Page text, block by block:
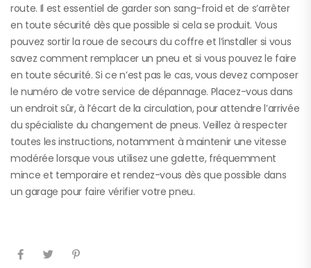
route. Il est essentiel de garder son sang-froid et de s’arrêter
en toute sécurité dès que possible si cela se produit. Vous
pouvez sortir la roue de secours du coffre et l’installer si vous
savez comment remplacer un pneu et si vous pouvez le faire
en toute sécurité. Si ce n’est pas le cas, vous devez composer
le numéro de votre service de dépannage. Placez-vous dans
un endroit sûr, à l’écart de la circulation, pour attendre l’arrivée
du spécialiste du changement de pneus. Veillez à respecter
toutes les instructions, notamment à maintenir une vitesse
modérée lorsque vous utilisez une galette, fréquemment
mince et temporaire et rendez-vous dès que possible dans
un garage pour faire vérifier votre pneu.